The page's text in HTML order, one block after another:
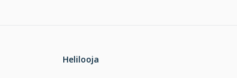
Helilooja